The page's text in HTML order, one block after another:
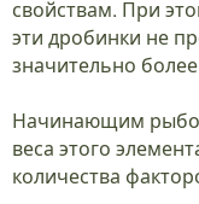
свойствам. При
эти дробинки не
значительно
Начинающим
веса этого
количества